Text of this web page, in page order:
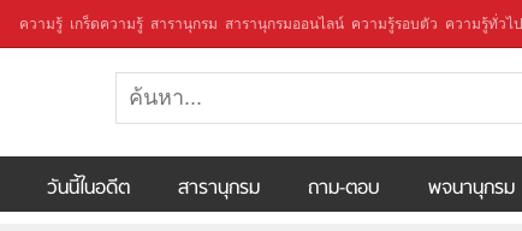
ความรู้ เกร็ดความรู้ สารานุกรม สารานุกรมออนไลน์ ความรู้รอบตัว ความรู้ทั่วไป
วันนี้ในอดีต สารานุกรม ถาม-ตอบ พจนานุกรม